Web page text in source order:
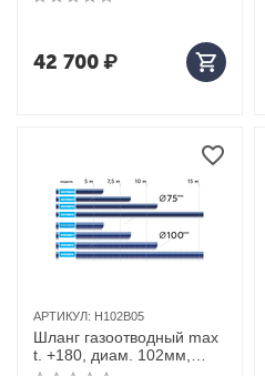
42 700₽
АРТИКУЛ: H102B05
Шланг газоотводный max
t. +180, диам. 102мм,